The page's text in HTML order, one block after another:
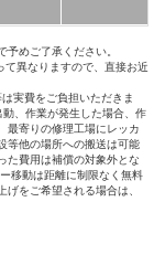
めご了承ください。
異なりますので、直接お近
実費をご負担いただきま
、作業が発生した場合、作
最寄りの修理工場にレッカ
等他の場所への搬送は可能
た費用は補償の対象外とな
移動は距離に制限なく無料
をご希望される場合は、